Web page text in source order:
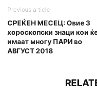
Previous article
СРЕЌЕН МЕСЕЦ: Овие 3
хороскопски знаци кои
имаат многу ПАРИ во
АВГУСТ 2018